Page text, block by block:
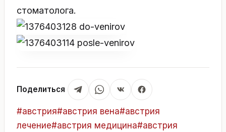
стоматолога.
Поделиться
Метки
записи:
#австрия#австрия вена#австрия
лечение#австрия медицина#австрия